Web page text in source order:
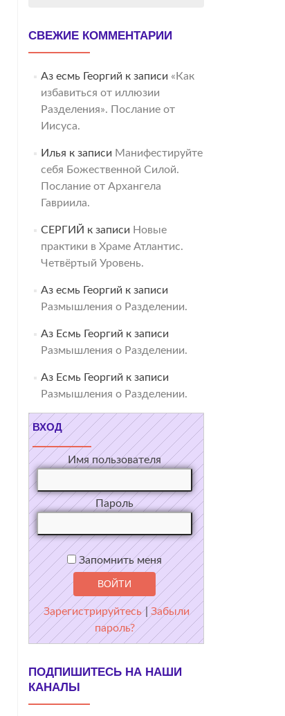
СВЕЖИЕ КОММЕНТАРИИ
Аз есмь Георгий к записи «Как
избавиться от иллюзии
Разделения». Послание от
Иисуса.
Илья к записи Манифестируйте
себя Божественной Силой.
Послание от Архангела
Гавриила.
СЕРГИЙ к записи Новые
практики в Храме Атлантис.
Четвёртый Уровень.
Аз есмь Георгий к записи
Размышления о Разделении.
Аз Есмь Георгий к записи
Размышления о Разделении.
Аз Есмь Георгий к записи
Размышления о Разделении.
ВХОД
Имя пользователя
Пароль
Запомнить меня
Зарегистрируйтесь | Забыли
пароль?
ПОДПИШИТЕСЬ НА НАШИ
КАНАЛЫ